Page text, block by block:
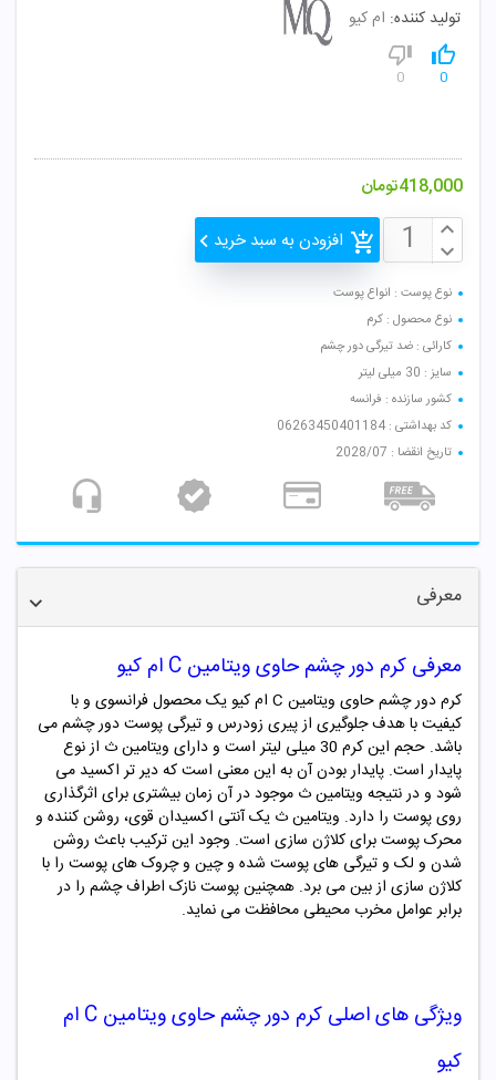
تولید کننده: ام کیو
0
0
418,000تومان
افزودن به سبد خرید
نوع پوست : انواع پوست
نوع محصول : کرم
کارائی : ضد تیرگی دور چشم
سایز : 30 میلی لیتر
کشور سازنده : فرانسه
کد بهداشتی : 06263450401184
تاریخ انقضا : 2028/07
معرفی
معرفی کرم دور چشم حاوی ویتامین C ام کیو
کرم دور چشم حاوی ویتامین C ام کیو یک محصول فرانسوی و با
کیفیت با هدف جلوگیری از پیری زودرس و تیرگی پوست دور چشم می
باشد. حجم این کرم 30 میلی لیتر است و دارای ویتامین ث از نوع
پایدار است. پایدار بودن آن به این معنی است که دیر تر اکسید می
شود و در نتیجه ویتامین ث موجود در آن زمان بیشتری برای اثرگذاری
روی پوست را دارد. ویتامین ث یک آنتی اکسیدان قوی، روشن کننده و
محرک پوست برای کلاژن سازی است. وجود این ترکیب باعث روشن
شدن و لک و تیرگی های پوست شده و چین و چروک های پوست را با
کلاژن سازی از بین می برد. همچنین پوست نازک اطراف چشم را در
برابر عوامل مخرب محیطی محافظت می نماید.
ویژگی های اصلی
کرم دور چشم حاوی ویتامین C ام
کیو